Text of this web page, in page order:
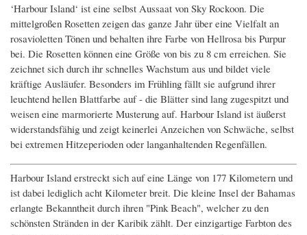
‘Harbour Island‘ ist eine selbst Aussaat von Sky Rockoon. Die
mittelgroßen Rosetten zeigen das ganze Jahr über eine Vielfalt an
rosavioletten Tönen und behalten ihre Farbe von Hellrosa bis Purpur
bei. Die Rosetten können eine Größe von bis zu 8 cm erreichen. Sie
zeichnet sich durch ihr schnelles Wachstum aus und bildet viele
kräftige Ausläufer. Besonders im Frühling fällt sie aufgrund ihrer
leuchtend hellen Blattfarbe auf - die Blätter sind lang zugespitzt und
weisen eine marmorierte Musterung auf. Harbour Island ist äußerst
widerstandsfähig und zeigt keinerlei Anzeichen von Schwäche, selbst
bei extremen Hitzeperioden oder langanhaltenden Regenfällen.
Harbour Island erstreckt sich auf eine Länge von 177 Kilometern und
ist dabei lediglich acht Kilometer breit. Die kleine Insel der Bahamas
erlangte Bekanntheit durch ihren "Pink Beach", welcher zu den
schönsten Stränden in der Karibik zählt. Der einzigartige Farbton des